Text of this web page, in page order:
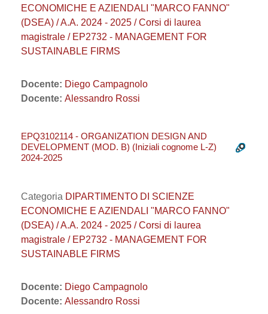
ECONOMICHE E AZIENDALI "MARCO FANNO"
(DSEA) / A.A. 2024 - 2025 / Corsi di laurea
magistrale / EP2732 - MANAGEMENT FOR
SUSTAINABLE FIRMS
Docente: Diego Campagnolo
Docente: Alessandro Rossi
EPQ3102114 - ORGANIZATION DESIGN AND
DEVELOPMENT (MOD. B) (Iniziali cognome L-Z)
2024-2025
Categoria DIPARTIMENTO DI SCIENZE
ECONOMICHE E AZIENDALI "MARCO FANNO"
(DSEA) / A.A. 2024 - 2025 / Corsi di laurea
magistrale / EP2732 - MANAGEMENT FOR
SUSTAINABLE FIRMS
Docente: Diego Campagnolo
Docente: Alessandro Rossi